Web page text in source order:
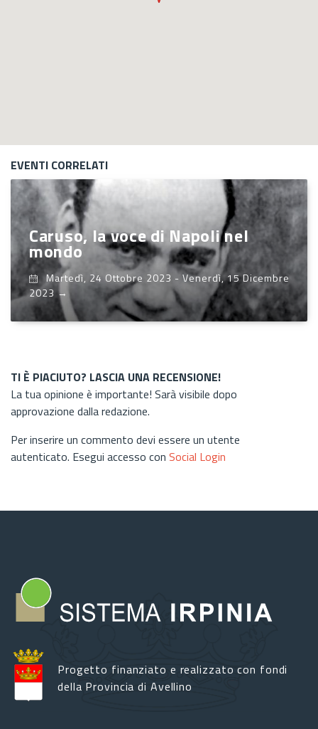
EVENTI CORRELATI
Caruso, la voce di Napoli nel
mondo
Martedì, 24 Ottobre 2023 - Venerdì, 15 Dicembre
2023 →
TI È PIACIUTO? LASCIA UNA RECENSIONE!
La tua opinione è importante! Sarà visibile dopo
approvazione dalla redazione.
Per inserire un commento devi essere un utente
autenticato. Esegui accesso con Social Login
Progetto finanziato e realizzato con fondi
della Provincia di Avellino